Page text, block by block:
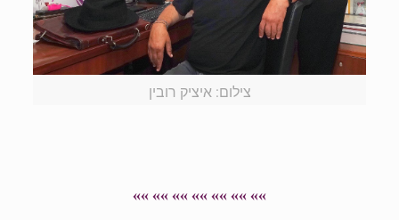
צילום: איציק רובין
»» »» »» »» »» »» »»